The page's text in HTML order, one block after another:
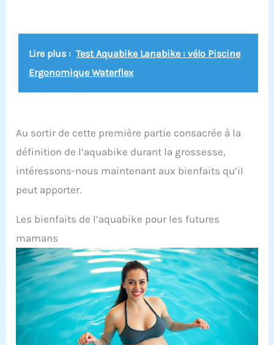
Lire plus : Test Aquabike Lanabike : vélo Piscine
Ergonomique Waterflex
Au sortir de cette première partie consacrée à la
définition de l’aquabike durant la grossesse,
intéressons-nous maintenant aux bienfaits qu’il
peut apporter.
Les bienfaits de l’aquabike pour les futures
mamans